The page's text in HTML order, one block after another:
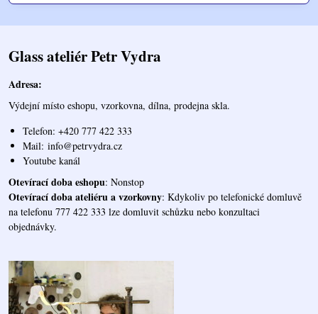
Glass ateliér Petr Vydra
Adresa:
Výdejní místo eshopu, vzorkovna, dílna, prodejna skla.
Telefon: +420 777 422 333
Mail: info@petrvydra.cz
Youtube kanál
Otevírací doba eshopu: Nonstop
Otevírací doba ateliéru a vzorkovny: Kdykoliv po telefonické domluvě
na telefonu 777 422 333 lze domluvit schůzku nebo konzultaci
objednávky.